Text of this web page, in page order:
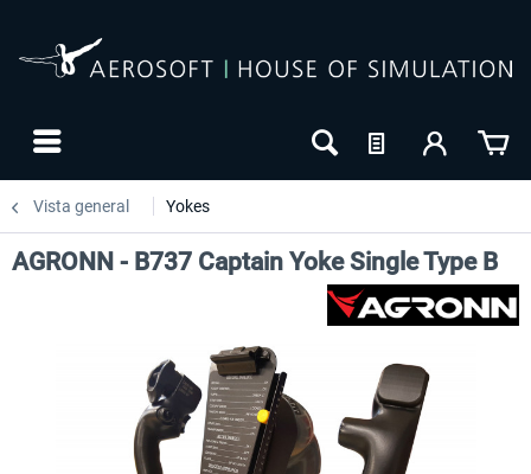
Vista general Yokes
AGRONN - B737 Captain Yoke Single Type B